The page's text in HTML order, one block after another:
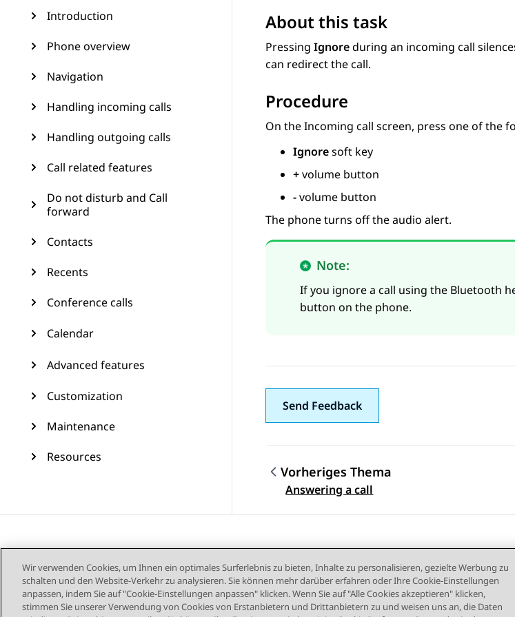
Introduction
Phone overview
Navigation
Handling incoming calls
Handling outgoing calls
Call related features
Do not disturb and Call
forward
Contacts
Recents
Conference calls
Calendar
Advanced features
Customization
Maintenance
Resources
About this task
Pressing Ignoreduring an incoming call
can redirect the call.
Procedure
On theIncoming call screen, press one of the
Ignoresoft key
+volume button
-volume button
The phone turns off the audio alert.
Note:
If you ignore a call using the Bluetooth
button on the phone.
Send Feedback
Themennavigation
Vorheriges Thema
Answering a call
Wir verwenden Cookies, um Ihnen ein optimales Surferlebnis zu bieten, Inhalte zu personalisieren, gezielte Werbung zu
schalten und den Website-Verkehr zu analysieren. Sie können mehr darüber erfahren oder Ihre Cookie-Einstellungen
anpassen, indem Sie auf "Cookie-Einstellungen anpassen" klicken. Wenn Sie auf "Alle Cookies akzeptieren" klicken,
stimmen Sie unserer Verwendung von Cookies von Erstanbietern und Drittanbietern zu und weisen uns an, die Daten